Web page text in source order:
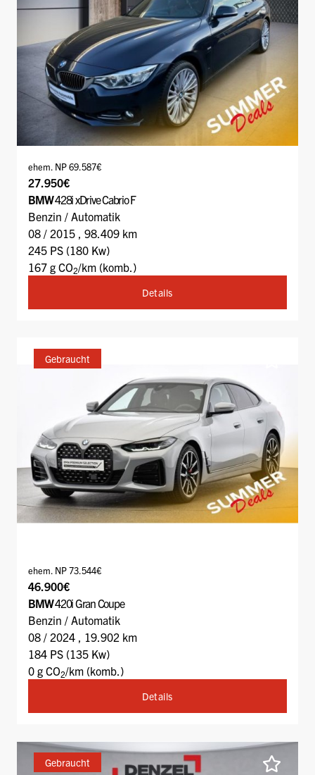
ehem. NP 69.587€
27.950€
BMW428i xDrive Cabrio F
Benzin / Automatik
08 / 2015 , 98.409 km
245 PS (180 Kw)
167 g CO2/km (komb.)
Details
Gebraucht
ehem. NP 73.544€
46.900€
BMW420i Gran Coupe
Benzin / Automatik
08 / 2024 , 19.902 km
184 PS (135 Kw)
0 g CO2/km (komb.)
Details
Gebraucht